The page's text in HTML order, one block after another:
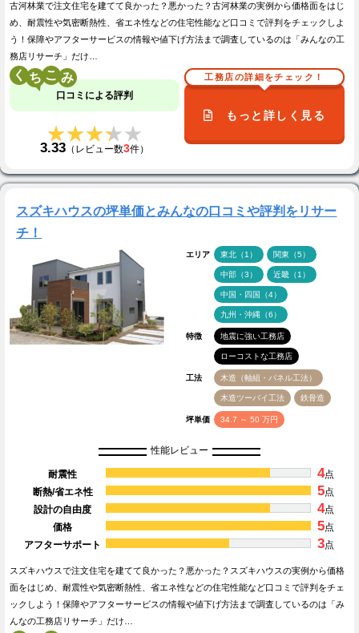
古河林業で注文住宅を建てて良かった？悪かった？古河林業の実例から価格面をはじ
め、耐震性や気密断熱性、省エネ性などの住宅性能など口コミで評判をチェックしよ
う！保障やアフターサービスの情報や値下げ方法まで調査しているのは「みんなの工
務店リサーチ」だけ…
く こ
口コミによる評判
★★★★★
★★★★★
3.33 （レビュー数3件）
工務店の詳細をチェック！
もっと詳しく見る
スズキハウスの坪単価とみんなの口コミや評判をリサー
チ！
エリア 東北（1） 関東（5）
中部（3） 近畿（1）
中国・四国（4）
九州・沖縄（6）
特徴 地震に強い工務店
ローコストな工務店
工法 木造（軸組・パネル工法）
木造ツーバイ工法 鉄骨造
坪単価 34.7 ～ 50 万円
性能レビュー
耐震性 4点
断熱/省エネ性
5点
設計の自由度
4点
価格
5点
アフターサポート
3点
スズキハウスで注文住宅を建てて良かった？悪かった？スズキハウスの実例から価格
面をはじめ、耐震性や気密断熱性、省エネ性などの住宅性能など口コミで評判をチェ
ックしよう！保障やアフターサービスの情報や値下げ方法まで調査しているのは「み
んなの工務店リサーチ」だけ…